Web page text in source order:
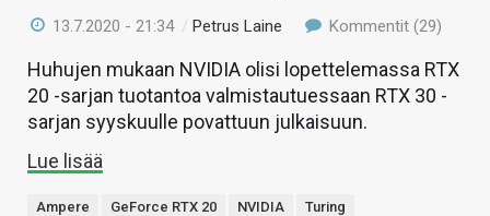
13.7.2020 - 21:34 /Petrus Laine Kommentit (29)
Huhujen mukaan NVIDIA olisi lopettelemassa RTX
20 -sarjan tuotantoa valmistautuessaan RTX 30 -
sarjan syyskuulle povattuun julkaisuun.
Lue lisää
Ampere GeForce RTX 20 NVIDIA Turing